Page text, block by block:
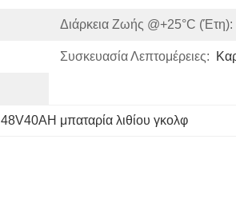
Διάρκεια Ζωής @+25°C (έτη):
Συσκευασία Λεπτομέρειες:
48V40AH μπαταρία λιθίου γκολφ